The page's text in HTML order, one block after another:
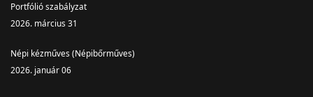
Portfólió szabályzat
2026. március 31
Népi kézműves (Népibőrműves)
2026. január 06